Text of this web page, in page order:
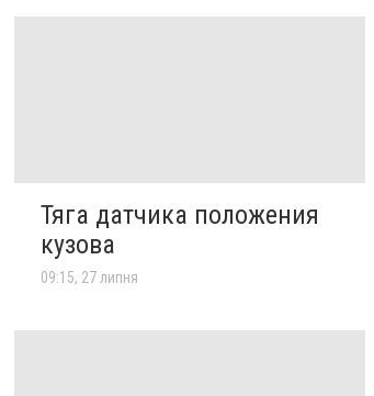
Тяга датчика положения
кузова
09:15, 27 липня